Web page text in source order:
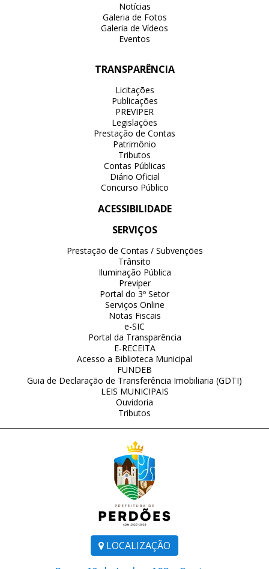
LOCALIZAÇÃO
Notícias
Galeria de Fotos
Galeria de Vídeos
Eventos
TRANSPARÊNCIA
Licitações
Publicações
PREVIPER
Legislações
Prestação de Contas
Patrimônio
Tributos
Contas Públicas
Diário Oficial
Concurso Público
ACESSIBILIDADE
SERVIÇOS
Prestação de Contas / Subvenções
Trânsito
Iluminação Pública
Previper
Portal do 3º Setor
Serviços Online
Notas Fiscais
e-SIC
Portal da Transparência
E-RECEITA
Acesso a Biblioteca Municipal
FUNDEB
Guia de Declaração de Transferência Imobiliaria (GDTI)
LEIS MUNICIPAIS
Ouvidoria
Tributos